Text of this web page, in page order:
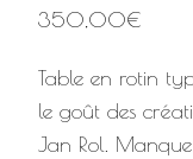
350,00€
Table en rotin
le goût des
Jan Rol.